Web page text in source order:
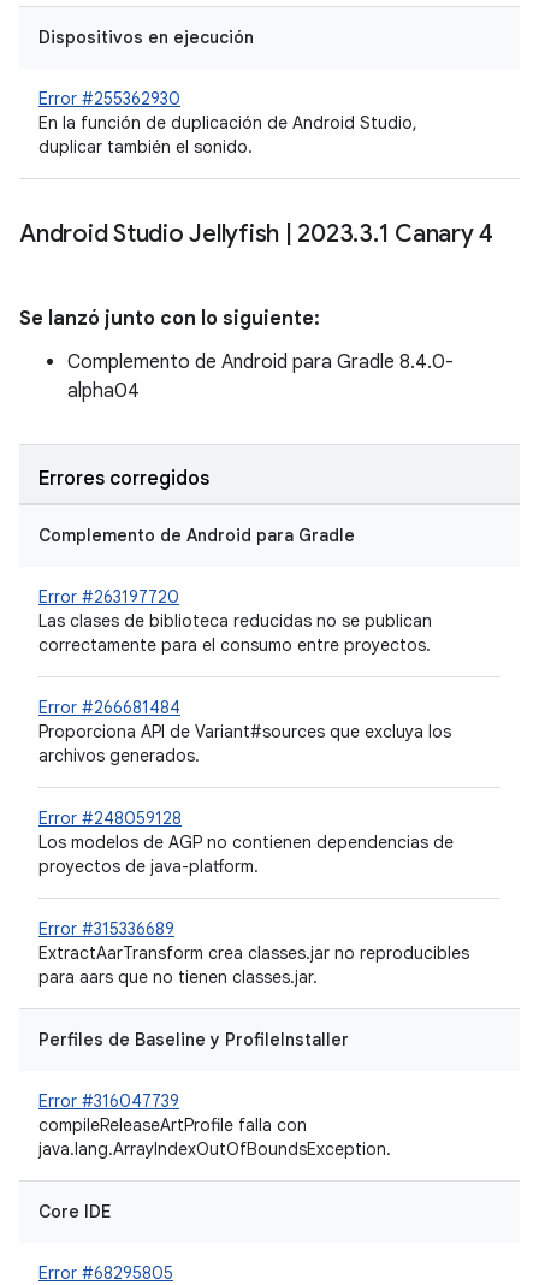
Dispositivos en ejecución
Error #255362930
En la función de duplicación de Android Studio,
duplicar también el sonido.
Android Studio Jellyfish 2023.3.1 Canary 4
Se lanzó junto con lo siguiente:
Complemento de Android para Gradle 8.4.0-
alpha04
Errores corregidos
Complemento de Android para Gradle
Error #263197720
Las clases de biblioteca reducidas no se publican
correctamente para el consumo entre proyectos.
Error #266681484
Proporciona API de Variant#sources que excluya los
archivos generados.
Error #248059128
Los modelos de AGP no contienen dependencias de
proyectos de java-platform.
Error #315336689
ExtractAarTransform crea classes.jar no reproducibles
para aars que no tienen classes.jar.
Perfiles de Baseline y ProfileInstaller
Error #316047739
compileReleaseArtProfile falla con
java.lang.ArrayIndexOutOfBoundsException.
Core IDE
Error #68295805